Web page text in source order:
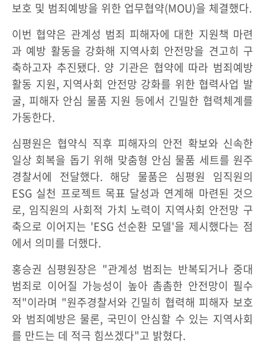
보호 및 범죄예방을 위한 업무협약(MOU)을 체결했다.
이번 협약은 관계성 범죄 피해자에 대한 지원책 마련
과 예방 활동을 강화해 지역사회 안전망을 견고히 구
축하고자 추진됐다. 양 기관은 협약에 따라 범죄예방
활동 지원, 지역사회 안전망 강화를 위한 협력사업 발
굴, 피해자 안심 물품 지원 등에서 긴밀한 협력체계를
가동한다.
심평원은 협약식 직후 피해자의 안전 확보와 신속한
일상 회복을 돕기 위해 맞춤형 안심 물품 세트를 원주
경찰서에 전달했다. 해당 물품은 심평원 임직원의
ESG 실천 프로젝트 목표 달성과 연계해 마련된 것으
로, 임직원의 사회적 가치 노력이 지역사회 안전망 구
축으로 이어지는 'ESG 선순환 모델'을 제시했다는 점
에서 의미를 더했다.
홍승권 심평원장은 "관계성 범죄는 반복되거나 중대
범죄로 이어질 가능성이 높아 촘촘한 안전망이 필수
적"이라며 "원주경찰서와 긴밀히 협력해 피해자 보호
와 범죄예방은 물론, 국민이 안심할 수 있는 지역사회
를 만드는 데 적극 힘쓰겠다"고 밝혔다.